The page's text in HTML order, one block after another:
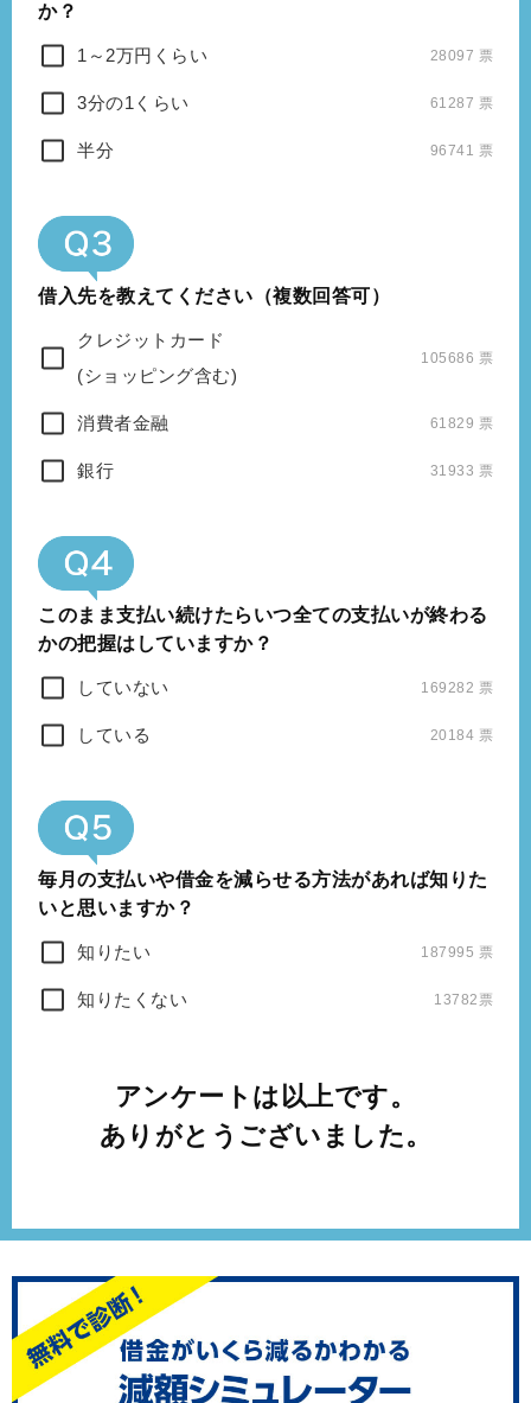
か？
1～2万円くらい 28097 票
3分の1くらい 61287 票
半分 96741 票
借入先を教えてください（複数回答可）
クレジットカード
(ショッピング含む)
105686 票
消費者金融 61829 票
銀行 31933 票
このまま支払い続けたらいつ全ての支払いが終わる
かの把握はしていますか？
していない 169282 票
している 20184 票
毎月の支払いや借金を減らせる方法があれば知りた
いと思いますか？
知りたい 187995 票
知りたくない 13782票
アンケートは以上です。
ありがとうございました。